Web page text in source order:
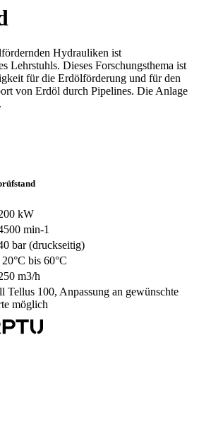
Hydrauliken ist
Lehrstuhls. Dieses Forschungsthema ist
für die Erdölförderung und für den
von Erdöl durch Pipelines. Die Anlage
kW
min-1
bar (druckseitig)
bis 60°C
m3/h
Tellus 100, Anpassung an gewünschte
möglich